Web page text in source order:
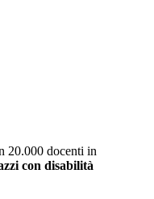
20.000 docenti in
con disabilità